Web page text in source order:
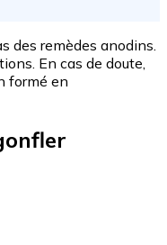
des remèdes anodins.
En cas de doute,
formé en